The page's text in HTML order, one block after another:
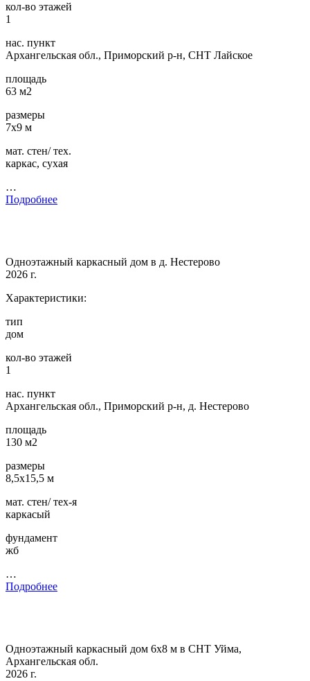
кол-во этажей
1
нас. пункт
Архангельская обл., Приморский р-н, СНТ Лайское
площадь
63 м2
размеры
7х9 м
мат. стен/ тех.
каркас, сухая
…
Подробнее
Одноэтажный каркасный дом в д. Нестерово
2026 г.
Характеристики:
тип
дом
кол-во этажей
1
нас. пункт
Архангельская обл., Приморский р-н, д. Нестерово
площадь
130 м2
размеры
8,5х15,5 м
мат. стен/ тех-я
каркасый
фундамент
жб
…
Подробнее
Одноэтажный каркасный дом 6х8 м в СНТ Уйма,
Архангельская обл.
2026 г.